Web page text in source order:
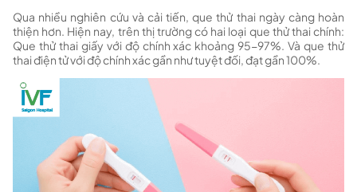
Qua nhiều nghiên cứu và cải tiến, que thử thai ngày càng hoàn
thiện hơn. Hiện nay, trên thị trường có hai loại que thử thai chính:
Que thử thai giấy với độ chính xác khoảng 95-97%. Và que thử
thai điện tử với độ chính xác gần như tuyệt đối, đạt gần 100%.